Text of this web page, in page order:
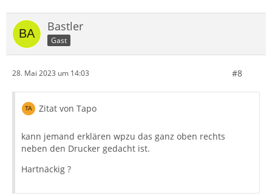
Bastler
Gast
28. Mai 2023 um 14:03 #8
Zitat von Tapo
kann jemand erklären wpzu das ganz oben rechts
neben den Drucker gedacht ist.
Hartnäckig ?